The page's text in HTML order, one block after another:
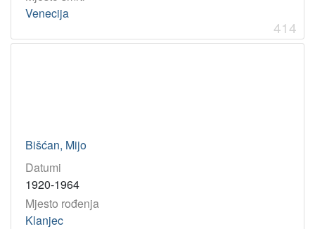
Venecija
414
Bišćan, Mijo
Datumi
1920-1964
Mjesto rođenja
Klanjec